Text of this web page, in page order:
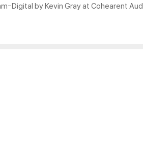
Digital by Kevin Gray at Cohearent